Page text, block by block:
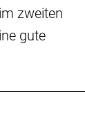
zweiten
gute